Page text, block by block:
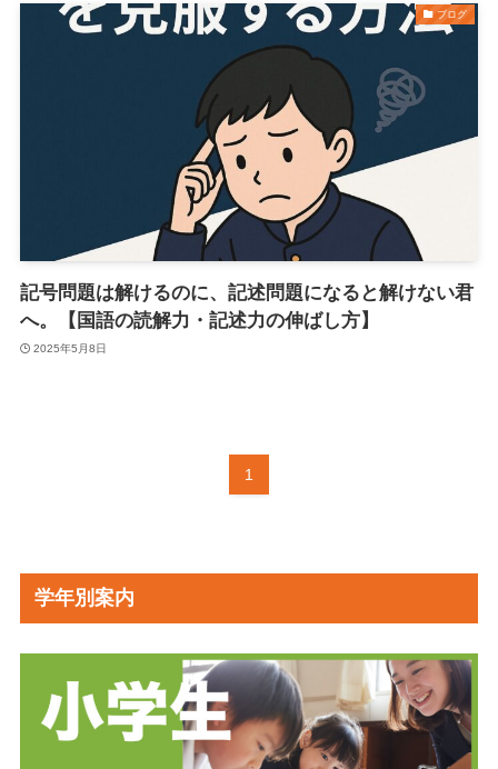
ブログ
記号問題は解けるのに、記述問題になると解けない君
へ。【国語の読解力・記述力の伸ばし方】
2025年5月8日
1
学年別案内